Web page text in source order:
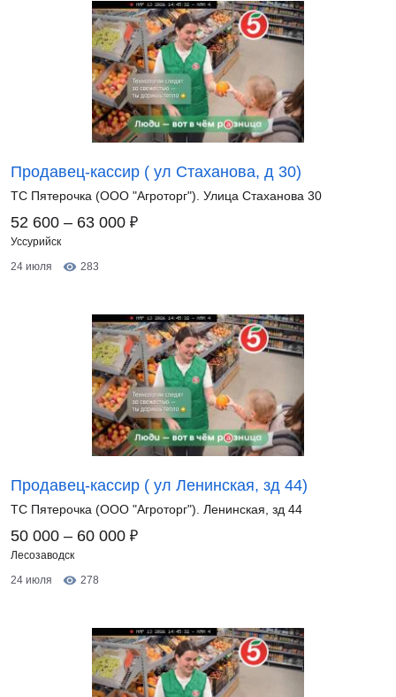
Продавец-кассир ( ул Стаханова, д 30)
ТС Пятерочка (ООО "Агроторг"). Улица Стаханова 30
52 600 – 63 000 ₽
Уссурийск
24 июля
283
Продавец-кассир ( ул Ленинская, зд 44)
ТС Пятерочка (ООО "Агроторг"). Ленинская, зд 44
50 000 – 60 000 ₽
Лесозаводск
24 июля
278